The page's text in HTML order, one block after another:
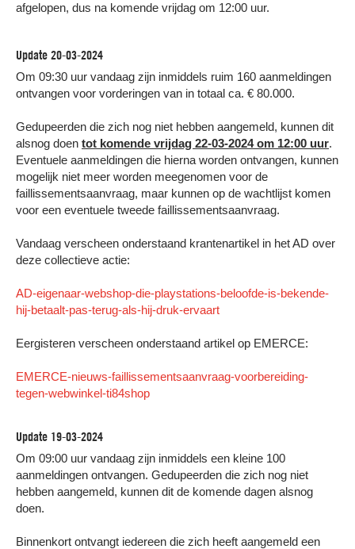
afgelopen, dus na komende vrijdag om 12:00 uur.
Update 20-03-2024
Om 09:30 uur vandaag zijn inmiddels ruim 160 aanmeldingen
ontvangen voor vorderingen van in totaal ca. € 80.000.
Gedupeerden die zich nog niet hebben aangemeld, kunnen dit
alsnog doen tot komende vrijdag 22-03-2024 om 12:00 uur.
Eventuele aanmeldingen die hierna worden ontvangen, kunnen
mogelijk niet meer worden meegenomen voor de
faillissementsaanvraag, maar kunnen op de wachtlijst komen
voor een eventuele tweede faillissementsaanvraag.
Vandaag verscheen onderstaand krantenartikel in het AD over
deze collectieve actie:
AD-eigenaar-webshop-die-playstations-beloofde-is-bekende-
hij-betaalt-pas-terug-als-hij-druk-ervaart
Eergisteren verscheen onderstaand artikel op EMERCE:
EMERCE-nieuws-faillissementsaanvraag-voorbereiding-
tegen-webwinkel-ti84shop
Update 19-03-2024
Om 09:00 uur vandaag zijn inmiddels een kleine 100
aanmeldingen ontvangen. Gedupeerden die zich nog niet
hebben aangemeld, kunnen dit de komende dagen alsnog
doen.
Binnenkort ontvangt iedereen die zich heeft aangemeld een